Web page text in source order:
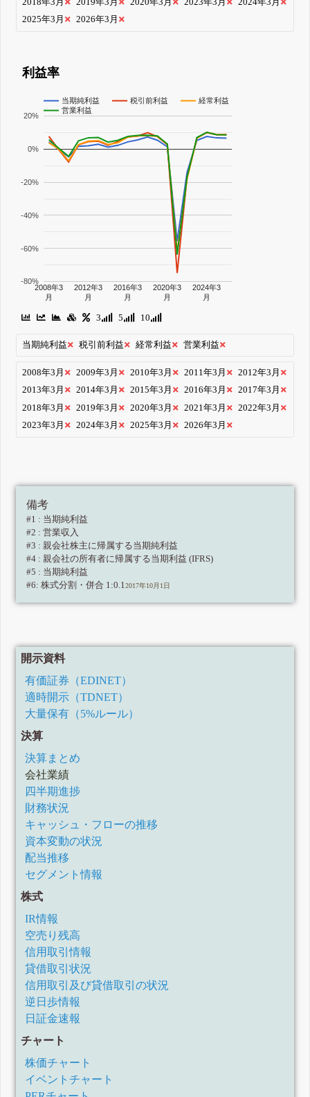
2018年3月
2019年3月 2020年3月 2023年3月
2024年3月
2025年3月
2026年3月
利益率
当期純利益 税引前利益
経常利益
営業利益
2008年3
月
2012年3
月
2016年3
月
2020年3
月
2024年3
月
-80%
-60%
-40%
-20%
0%
20%
3 5 10
当期純利益 税引前利益 経常利益 営業利益
2008年3月 2009年3月 2010年3月 2011年3月
2012年3月
2013年3月
2014年3月 2015年3月 2016年3月
2017年3月
2018年3月
2019年3月 2020年3月 2021年3月
2022年3月
2023年3月
2024年3月 2025年3月 2026年3月
備考
#1 : 当期純利益
#2 : 営業収入
#3 : 親会社株主に帰属する当期純利益
#4 : 親会社の所有者に帰属する当期利益 (IFRS)
#5 : 当期純利益
#6: 株式分割・併合 1:0.12017年10月1日
開示資料
有価証券（EDINET）
適時開示（TDNET）
大量保有（5%ルール）
決算
決算まとめ
会社業績
四半期進捗
財務状況
キャッシュ・フローの推移
資本変動の状況
配当推移
セグメント情報
株式
IR情報
空売り残高
信用取引情報
貸借取引状況
信用取引及び貸借取引の状況
逆日歩情報
日証金速報
チャート
株価チャート
イベントチャート